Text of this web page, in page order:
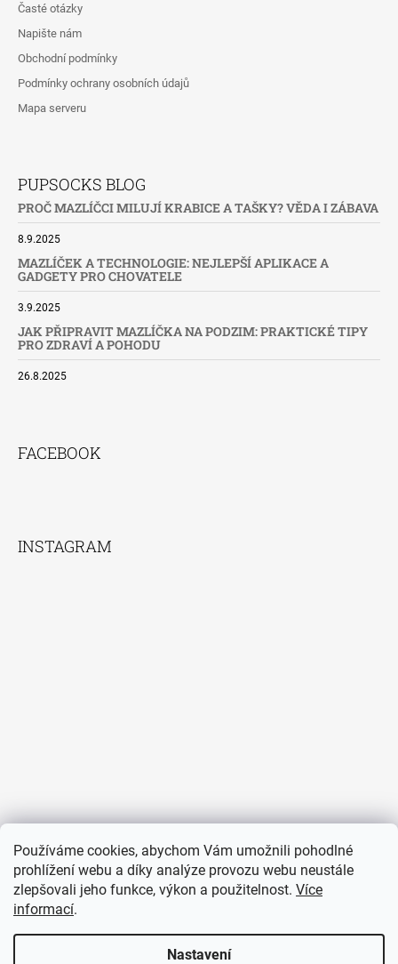
Používáme cookies, abychom Vám umožnili pohodlné
prohlížení webu a díky analýze provozu webu neustále
zlepšovali jeho funkce, výkon a použitelnost. Více
informací.
Nastavení
Časté otázky
Napište nám
Obchodní podmínky
Podmínky ochrany osobních údajů
Mapa serveru
PUPSOCKS BLOG
PROČ MAZLÍČCI MILUJÍ KRABICE A TAŠKY? VĚDA I ZÁBAVA
8.9.2025
MAZLÍČEK A TECHNOLOGIE: NEJLEPŠÍ APLIKACE A
GADGETY PRO CHOVATELE
3.9.2025
JAK PŘIPRAVIT MAZLÍČKA NA PODZIM: PRAKTICKÉ TIPY
PRO ZDRAVÍ A POHODU
26.8.2025
FACEBOOK
INSTAGRAM
Sledovat na Instagramu
PŘIJÍMÁME ONLINE PLATBY